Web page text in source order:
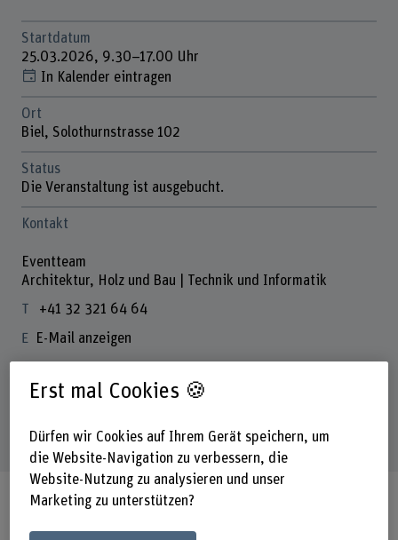
Startdatum
25.03.2026, 9.30–17.00 Uhr
In Kalender eintragen
Ort
Biel, Solothurnstrasse 102
Status
Die Veranstaltung ist ausgebucht.
Kontakt
Eventteam
Architektur, Holz und Bau | Technik und Informatik
+41 32 321 64 64
E-Mail anzeigen
Programm: Unternehmenstag Holz 2026(PDF, 676 KB)
Der Treffpunkt für
Erst mal Cookies 🍪
Dürfen wir Cookies auf Ihrem Gerät speichern, um
die Website-Navigation zu verbessern, die
Website-Nutzung zu analysieren und unser
Marketing zu unterstützen?